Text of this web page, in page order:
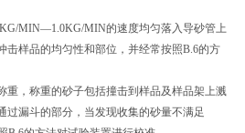
MIN―1.0KG/MIN的速度均匀落入导砂管上
击样品的均匀性和部位，并经常按照B.6的方
，称重的砂子包括撞击到样品及样品架上溅
过漏斗的部分，当发现收集的砂量不满足